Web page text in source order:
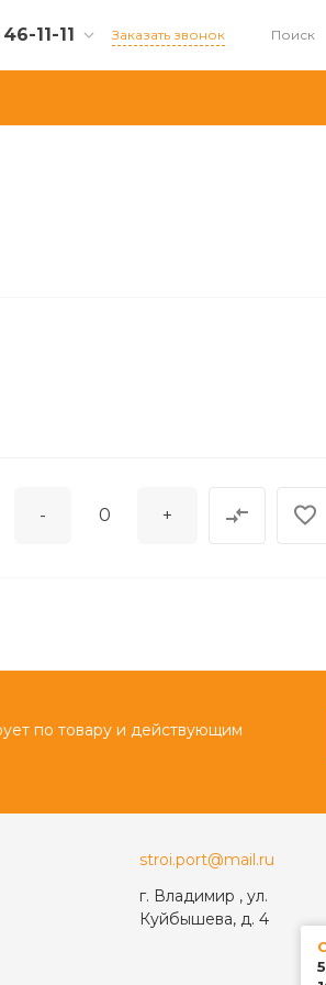
11-11 Заказать звонок Поиск
- +
по товару и действующим
stroi.port@mail.ru
г. Владимир , ул.
Куйбышева, д. 4